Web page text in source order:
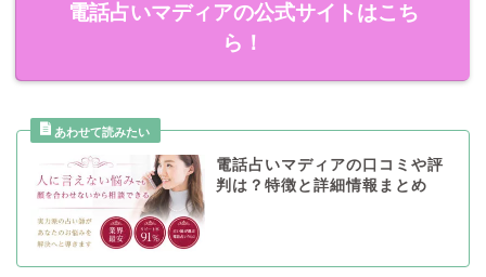
電話占いマディアの公式サイトはこち
ら！
電話占いマディアの口コミや評
判は？特徴と詳細情報まとめ